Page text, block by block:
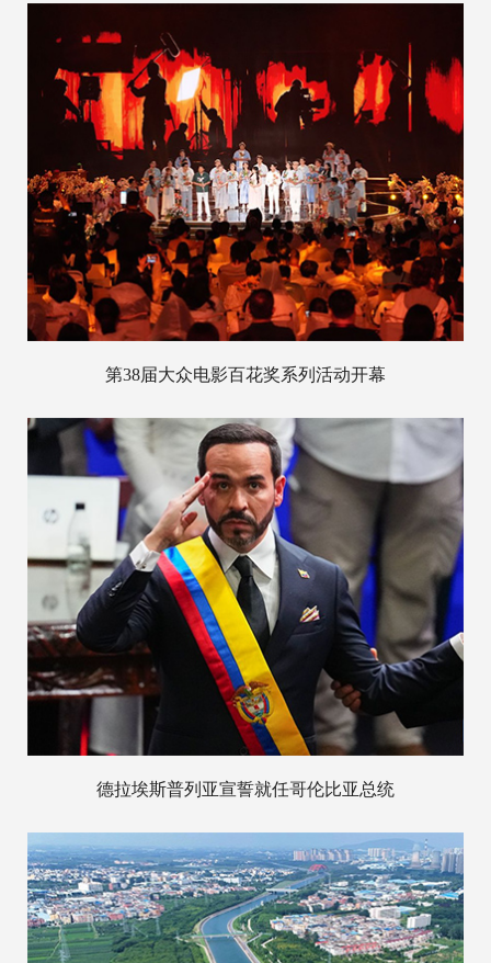
第38届大众电影百花奖系列活动开幕
德拉埃斯普列亚宣誓就任哥伦比亚总统